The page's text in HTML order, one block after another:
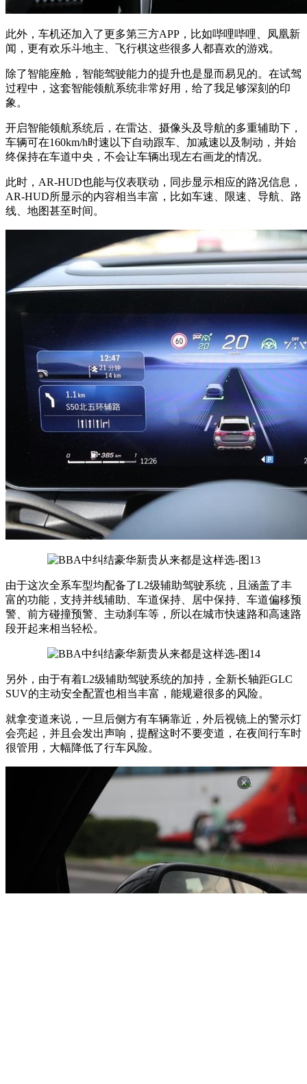
此外，车机还加入了更多第三方APP，比如哔哩哔哩、凤凰新
闻，更有欢乐斗地主、飞行棋这些很多人都喜欢的游戏。
除了智能座舱，智能驾驶能力的提升也是显而易见的。在试驾
过程中，这套智能领航系统非常好用，给了我足够深刻的印
象。
开启智能领航系统后，在雷达、摄像头及导航的多重辅助下，
车辆可在160km/h时速以下自动跟车、加减速以及制动，并始
终保持在车道中央，不会让车辆出现左右画龙的情况。
此时，AR-HUD也能与仪表联动，同步显示相应的路况信息，
AR-HUD所显示的内容相当丰富，比如车速、限速、导航、路
线、地图甚至时间。
由于这次全系车型均配备了L2级辅助驾驶系统，且涵盖了丰
富的功能，支持并线辅助、车道保持、居中保持、车道偏移预
警、前方碰撞预警、主动刹车等，所以在城市快速路和高速路
段开起来相当轻松。
另外，由于有着L2级辅助驾驶系统的加持，全新长轴距GLC
SUV的主动安全配置也相当丰富，能规避很多的风险。
就拿变道来说，一旦后侧方有车辆靠近，外后视镜上的警示灯
会亮起，并且会发出声响，提醒这时不要变道，在夜间行车时
很管用，大幅降低了行车风险。
×